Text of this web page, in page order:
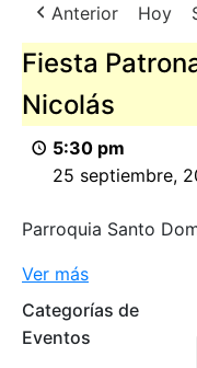
Anterior
Hoy
Fiesta
Nicolás
5:30 pm
25 septiembre,
Parroquia Santo
Ver más
Categorías de
Eventos